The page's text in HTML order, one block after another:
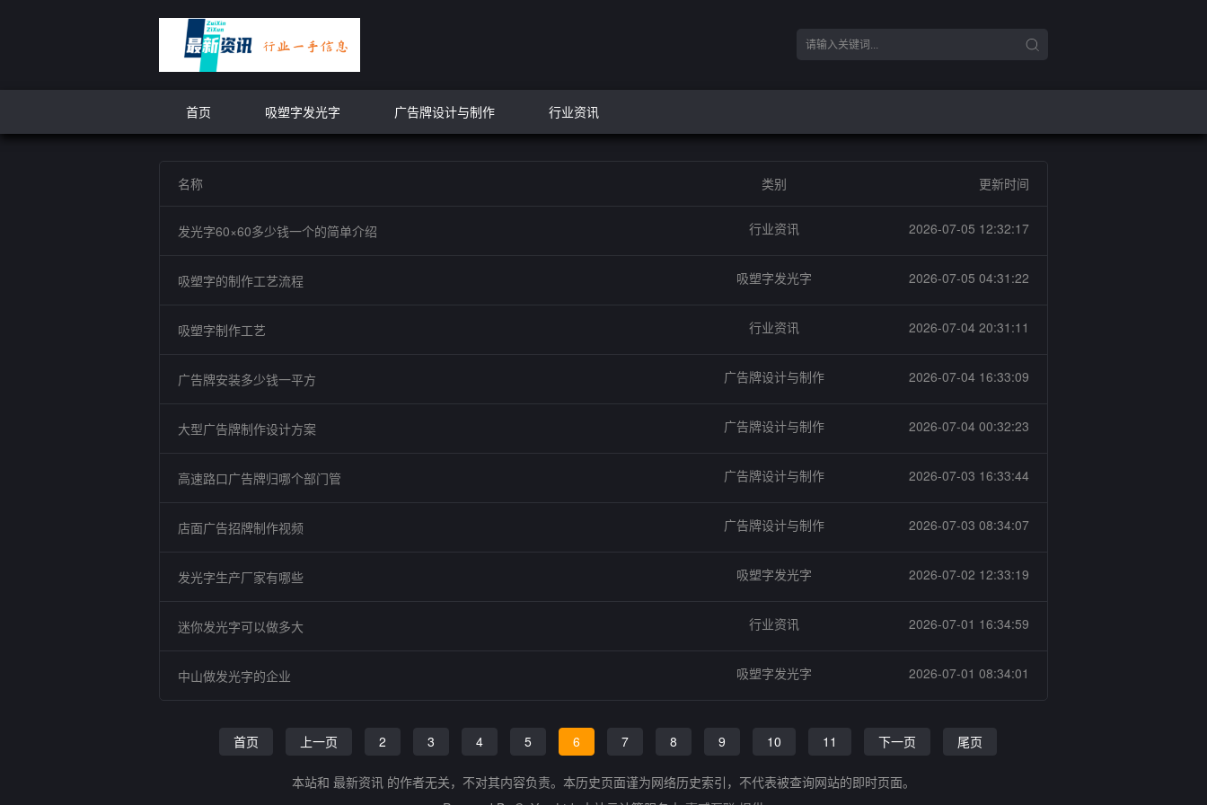
首页 吸塑字发光字 广告牌设计与制作 行业资讯
名称 类别 更新时间
发光字60×60多少钱一个的简单介绍 行业资讯 2026-07-05 12:32:17
吸塑字的制作工艺流程 吸塑字发光字 2026-07-05 04:31:22
吸塑字制作工艺 行业资讯 2026-07-04 20:31:11
广告牌安装多少钱一平方 广告牌设计与制作 2026-07-04 16:33:09
大型广告牌制作设计方案 广告牌设计与制作 2026-07-04 00:32:23
高速路口广告牌归哪个部门管 广告牌设计与制作 2026-07-03 16:33:44
店面广告招牌制作视频 广告牌设计与制作 2026-07-03 08:34:07
发光字生产厂家有哪些 吸塑字发光字 2026-07-02 12:33:19
迷你发光字可以做多大 行业资讯 2026-07-01 16:34:59
中山做发光字的企业 吸塑字发光字 2026-07-01 08:34:01
首页 上一页 2 3 4 5 6 7 8 9 10 11 下一页 尾页
本站和 最新资讯 的作者无关，不对其内容负责。本历史页面谨为网络历史索引，不代表被查询网站的即时页面。